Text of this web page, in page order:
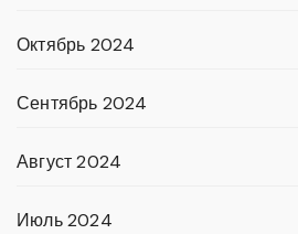
Октябрь 2024
Сентябрь 2024
Август 2024
Июль 2024